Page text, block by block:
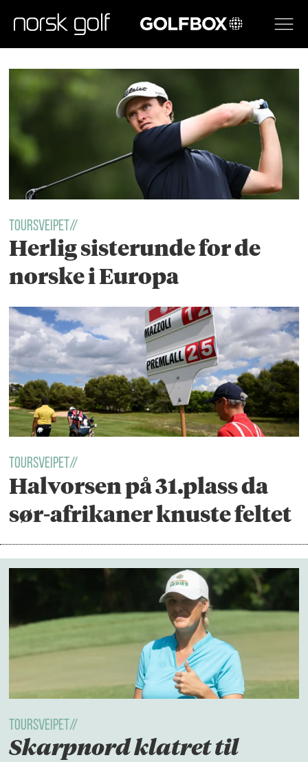
GOLFBOX
Tag:
andreas
halvorsen
Toursveipet//
Herlig sisterunde for de
norske i Europa
TOURSVEIPET//
Halvorsen på 31.plass da
sør-afrikaner knuste feltet
Toursveipet//
Skarpnord klatret til